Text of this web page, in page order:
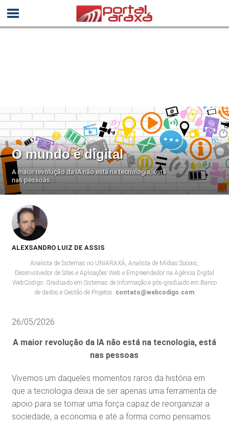
O mundo é digital
A maior revolução da IA não está na tecnologia, está
nas pessoas
ALEXSANDRO LUIZ DE ASSIS
Analista de Sistemas no UNIARAXÁ, Analista de Mídias Sociais,
Desenvolvedor de Sites e Aplicações Web e Empreendedor na Agência Digital
WebCódigo. Graduado em Sistemas de Informação e pós-graduado em Banco
de dados e Gestão de Projetos. contato@webcodigo.com
26/05/2026
A maior revolução da IA não está na tecnologia, está
nas pessoas
Vivemos um daqueles momentos raros da história em
que a tecnologia deixa de ser apenas uma ferramenta de
apoio para se tornar uma força capaz de reorganizar a
sociedade, a economia e até a forma como pensamos.